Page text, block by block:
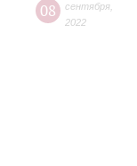
08 сентября
2022